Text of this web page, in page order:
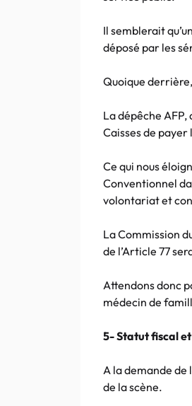
Il semblerait
déposé par les
Quoique
La dépêche
Caisses de
Ce qui nous
Conventionnel
volontariat et
La Commission
de l’Article 77
Attendons donc
médecin de
5- Statut fiscal
A la demande de
de la scène.